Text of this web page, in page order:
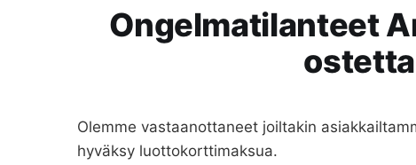
Ongelmatilanteet
Olemme vastaanottaneet joiltakin
hyväksy luottokorttimaksua.